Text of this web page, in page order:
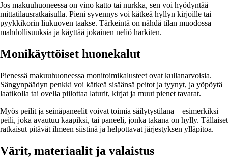
Jos makuuhuoneessa on vino katto tai nurkka, sen voi hyödyntää
mittatilausratkaisulla. Pieni syvennys voi kätkeä hyllyn kirjoille tai
pyykkikorin liukuoven taakse. Tärkeintä on nähdä tilan muodossa
mahdollisuuksia ja käyttää jokainen neliö harkiten.
Monikäyttöiset huonekalut
Pienessä makuuhuoneessa monitoimikalusteet ovat kullanarvoisia.
Sängynpäädyn penkki voi kätkeä sisäänsä peitot ja tyynyt, ja yöpöytä
laatikolla tai ovella piilottaa laturit, kirjat ja muut pienet tavarat.
Myös peilit ja seinäpaneelit voivat toimia säilytystilana – esimerkiksi
peili, joka avautuu kaapiksi, tai paneeli, jonka takana on hylly. Tällaiset
ratkaisut pitävät ilmeen siistinä ja helpottavat järjestyksen ylläpitoa.
Värit, materiaalit ja valaistus